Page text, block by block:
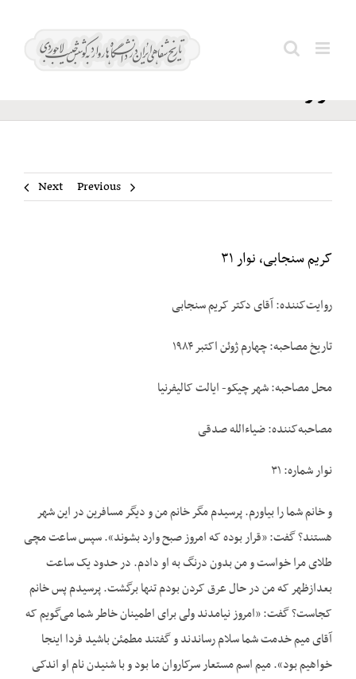
سنجابی،
نوار ۳۱
Previous
Next
کریم سنجابی، نوار ۳۱
روایت‌‌کننده: آقای دکتر کریم سنجابی
تاریخ مصاحبه: چهارم ژوئن اکتبر ۱۹۸۴
محل مصاحبه: شهر چیکو- ایالت کالیفرنیا
مصاحبه‌‌کننده: ضیاءالله صدقی
نوار شماره: ۳۱
و خانم شما را بیاورم. پرسیدم مگر خانم من و دیگر مسافرین در این شهر
هستند؟ گفت: «قرار بوده که امروز صبح وارد بشوند». سپس ساعت مچی
طلای مرا خواست و من بدون درنگ به او دادم. در حدود یک ساعت
بعدازظهر که من در حال عرق کردن بودم تنها برگشت. پرسیدم پس خانم
کجاست؟ گفت: «امروز نیامدند ولی برای اطمینان خاطر شما می‌‌گویم که
آقای میم خدمت شما سلام رساندند و گفتند مطمئن باشید فردا اینجا
خواهیم بود». میم اسم مستعار سرکاروان ما بود و با شنیدن نام او اندکی